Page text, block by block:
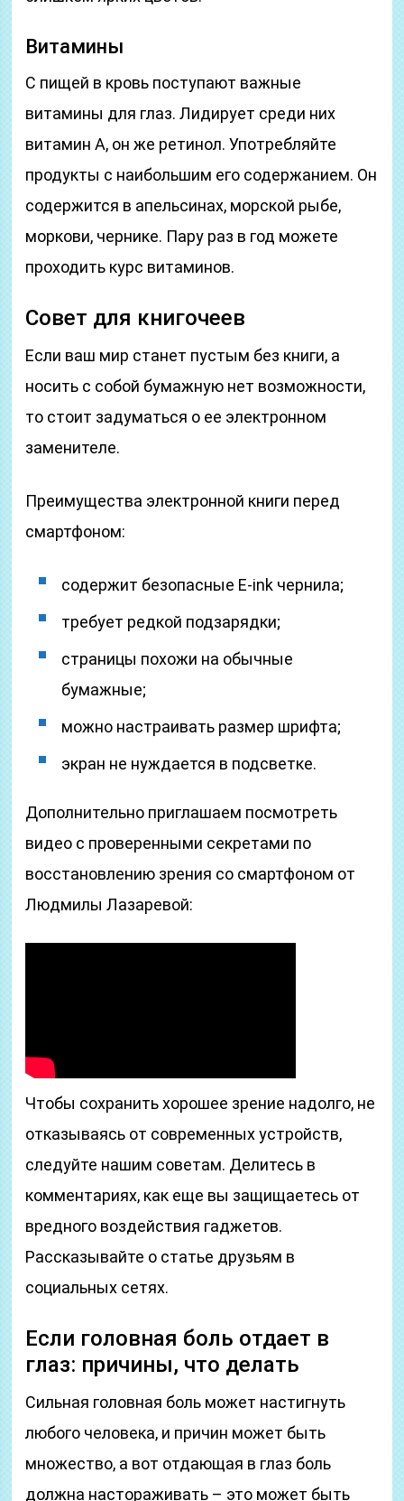
Витамины
С пищей в кровь поступают важные
витамины для глаз. Лидирует среди них
витамин А, он же ретинол. Употребляйте
продукты с наибольшим его содержанием. Он
содержится в апельсинах, морской рыбе,
моркови, чернике. Пару раз в год можете
проходить курс витаминов.
Совет для книгочеев
Если ваш мир станет пустым без книги, а
носить с собой бумажную нет возможности,
то стоит задуматься о ее электронном
заменителе.
Преимущества электронной книги перед
смартфоном:
содержит безопасные E-ink чернила;
требует редкой подзарядки;
страницы похожи на обычные
бумажные;
можно настраивать размер шрифта;
экран не нуждается в подсветке.
Дополнительно приглашаем посмотреть
видео с проверенными секретами по
восстановлению зрения со смартфоном от
Людмилы Лазаревой:
Чтобы сохранить хорошее зрение надолго, не
отказываясь от современных устройств,
следуйте нашим советам. Делитесь в
комментариях, как еще вы защищаетесь от
вредного воздействия гаджетов.
Рассказывайте о статье друзьям в
социальных сетях.
Если головная боль отдает в
глаз: причины, что делать
Сильная головная боль может настигнуть
любого человека, и причин может быть
множество, а вот отдающая в глаз боль
должна настораживать – это может быть